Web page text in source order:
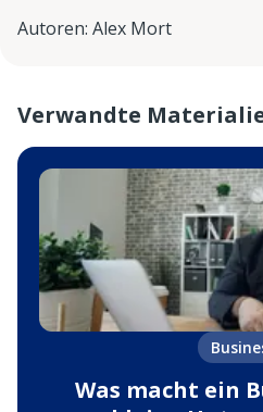
Autoren: Alex Mort
Verwandte
Was macht ein